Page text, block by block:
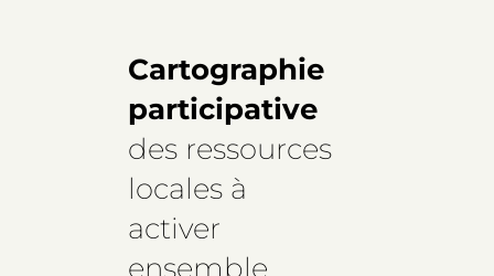
Cartographie
participative
des ressources
locales à
activer
ensemble